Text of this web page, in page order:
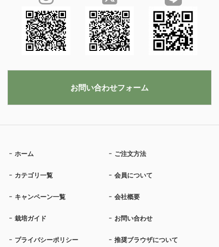
ホーム ご注文方法
カテゴリ一覧 会員について
キャンペーン一覧 会社概要
栽培ガイド お問い合わせ
プライバシーポリシー 推奨ブラウザについて
お問い合わせフォーム